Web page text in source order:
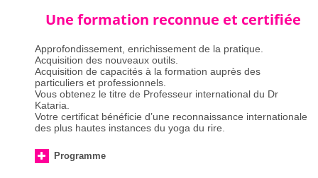
Une formation reconnue et certifiée
Approfondissement, enrichissement de la pratique.
Acquisition des nouveaux outils.
Acquisition de capacités à la formation auprès des
particuliers et professionnels.
Vous obtenez le titre de Professeur international du Dr
Kataria.
Votre certificat bénéficie d’une reconnaissance internationale
des plus hautes instances du yoga du rire.
Programme